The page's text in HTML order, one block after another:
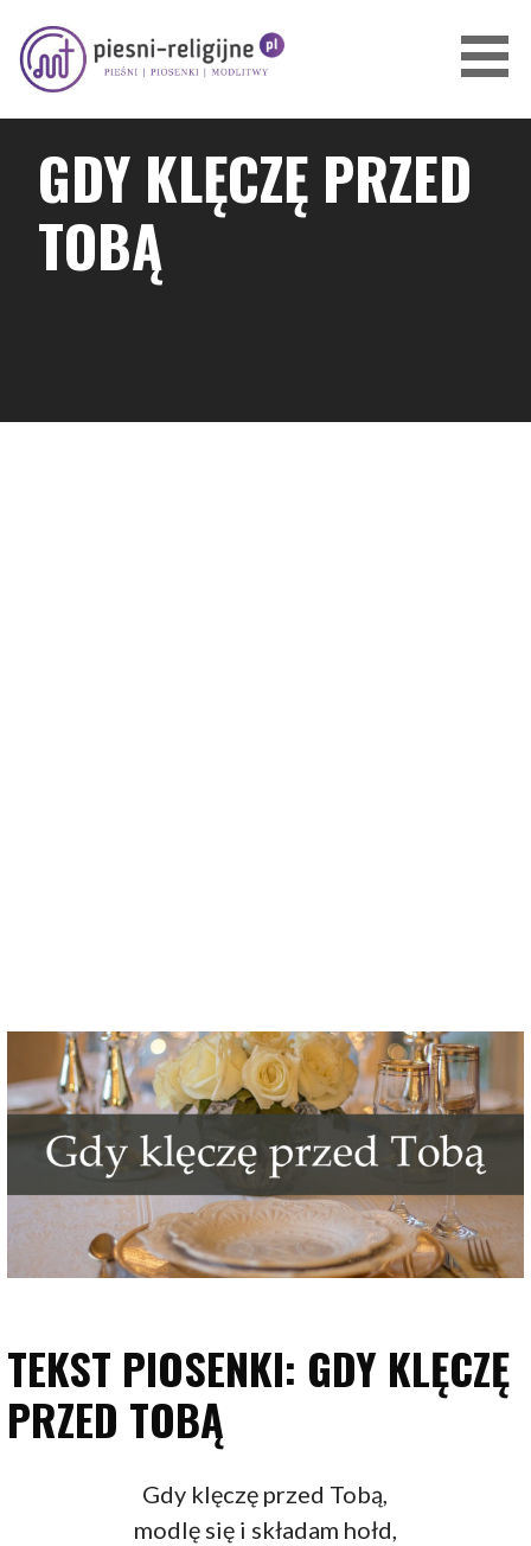
treści
GDY KLĘCZĘ PRZED
TOBĄ
TEKST PIOSENKI: GDY KLĘCZĘ
PRZED TOBĄ
Gdy klęczę przed Tobą,
modlę się i składam hołd,